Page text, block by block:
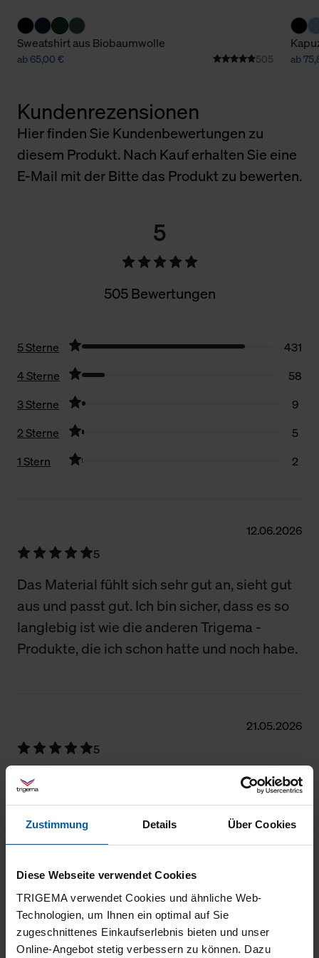
Zustimmung Details Über Cookies
Diese Webseite verwendet Cookies
TRIGEMA verwendet Cookies und ähnliche Web-
Technologien, um Ihnen ein optimal auf Sie
zugeschnittenes Einkaufserlebnis bieten und unser
Online-Angebot stetig verbessern zu können. Dazu
Sweatshirt aus Biobaumwolle
ab 65,00 € 505 ab
Kundenrezensionen
Hier finden Sie Kundenbewertungen zu
diesem Produkt. Nach Kauf erhalten Sie eine
E-Mail mit der Bitte das Produkt zu bewerten.
5
505 Bewertungen
5 Sterne
431
4 Sterne
58
3 Sterne
9
2 Sterne
5
1 Stern
2
12.06.2026
5
Das Material fühlt sich sehr gut an, sieht gut
aus und passt gut. Ich bin sicher, dass es so
langlebig ist wie die anderen Trigema -
Produkte, die ich schon hatte und noch habe.
21.05.2026
5
Ich habe das Sweatshirt in einer anderen
Farbe… der Tragekomfort ist überzeugend
5
Ich schätze, dass das Sweatshirt aus
Biobaumwolle angefertigt wurde.